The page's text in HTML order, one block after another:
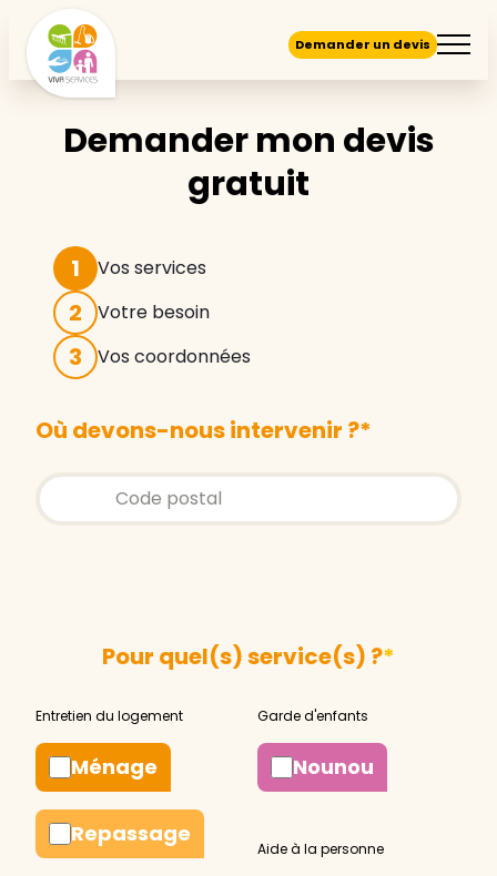
Demander un devis
Demander mon devis
gratuit
1 Vos services
2 Votre besoin
3 Vos coordonnées
Où devons-nous intervenir ?*
Store locator global - Autocompletion
Rechercher
Pour quel(s) service(s) ?*
Ménage
Repassage
Nounou